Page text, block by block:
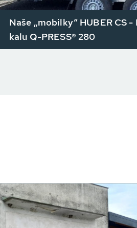
Naše „mobilky“ HUBER CS
kalu Q-PRESS® 280